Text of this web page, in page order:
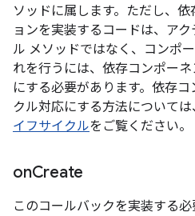
ソッドに属します。ただし、
ョンを実装するコードは、ア
ル メソッドではなく、コンポ
れを行うには、依存コンポー
にする必要があります。依存
クル対応にする方法については
イフサイクルをご覧ください。
onCreate
このコールバックを実装する